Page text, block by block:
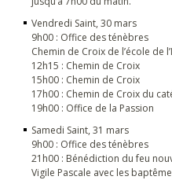
Vendredi Saint, 30 mars
9h00 : Office des ténèbres
Chemin de Croix de l’école de
12h15 : Chemin de Croix
15h00 : Chemin de Croix
17h00 : Chemin de Croix du
19h00 : Office de la Passion
Samedi Saint, 31 mars
9h00 : Office des ténèbres
21h00 : Bénédiction du feu
Vigile Pascale avec les